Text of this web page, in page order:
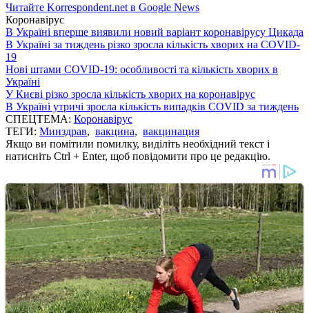
Читайте Korrespondent.net в Google News
Коронавірус
В Україні вперше виявили новий варіант коронавірусу Цикада
В Україні за тиждень різко зросла кількість хворих на COVID-
19
Нові штами COVID-19: особливості та кількість хворих в
Україні
У Києві різко зросла кількість хворих на коронавірус
В Україні утричі зросла кількість випадків COVID за тиждень
СПЕЦТЕМА: Коронавірус
ТЕГИ: Минздрав, вакцина, вакцинация
Якщо ви помітили помилку, виділіть необхідний текст і
натисніть Ctrl + Enter, щоб повідомити про це редакцію.